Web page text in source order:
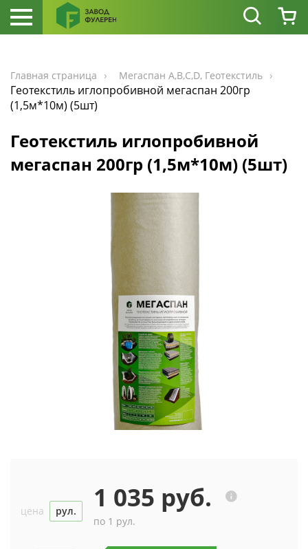
Главная страница Мегаспан А,В,С,D, Геотекстиль
Геотекстиль иглопробивной мегаспан 200гр
(1,5м*10м) (5шт)
Геотекстиль иглопробивной
мегаспан 200гр (1,5м*10м) (5шт)
цена рул. 1 035 руб.
по 1 рул.